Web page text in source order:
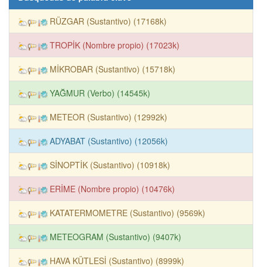
RÜZGAR (Sustantivo) (17168k)
TROPİK (Nombre propio) (17023k)
MİKROBAR (Sustantivo) (15718k)
YAĞMUR (Verbo) (14545k)
METEOR (Sustantivo) (12992k)
ADYABAT (Sustantivo) (12056k)
SİNOPTİK (Sustantivo) (10918k)
ERİME (Nombre propio) (10476k)
KATATERMOMETRE (Sustantivo) (9569k)
METEOGRAM (Sustantivo) (9407k)
HAVA KÜTLESİ (Sustantivo) (8999k)